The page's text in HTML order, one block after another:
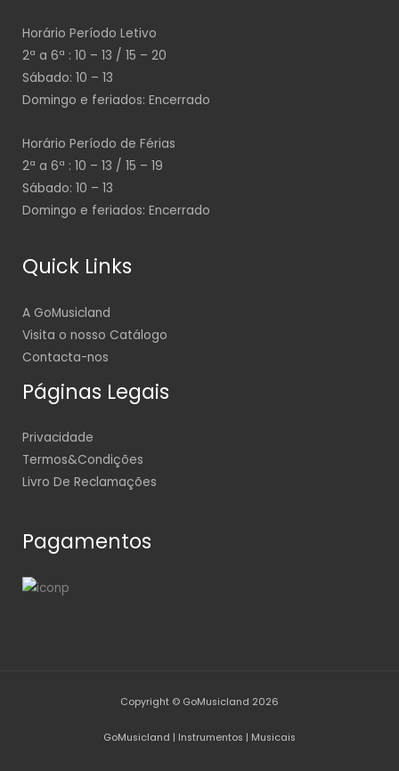
Horário Período Letivo
2ª a 6ª : 10 – 13 / 15 – 20
Sábado: 10 – 13
Domingo e feriados: Encerrado
Horário Período de Férias
2ª a 6ª : 10 – 13 / 15 – 19
Sábado: 10 – 13
Domingo e feriados: Encerrado
Quick Links
A GoMusicland
Visita o nosso Catálogo
Contacta-nos
Páginas Legais
Privacidade
Termos&Condições
Livro De Reclamações
Pagamentos
Copyright © GoMusicland 2026
GoMusicland | Instrumentos | Musicais